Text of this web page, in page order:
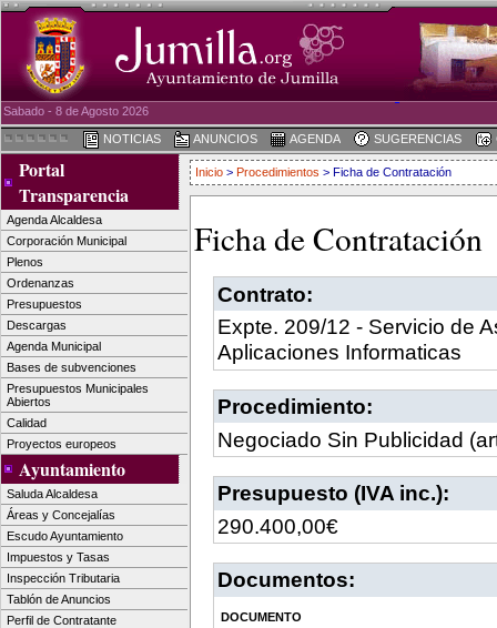
Sabado - 8 de Agosto 2026
NOTICIAS ANUNCIOS AGENDA SUGERENCIAS
Portal
Transparencia
Agenda Alcaldesa
Corporación Municipal
Plenos
Ordenanzas
Presupuestos
Descargas
Agenda Municipal
Bases de subvenciones
Presupuestos Municipales
Abiertos
Calidad
Proyectos europeos
Ayuntamiento
Saluda Alcaldesa
Áreas y Concejalías
Escudo Ayuntamiento
Impuestos y Tasas
Inspección Tributaria
Tablón de Anuncios
Perfil de Contratante
Inicio > Procedimientos > Ficha de Contratación
Ficha de Contratación
Contrato:
Expte. 209/12 - Servicio de
Aplicaciones Informaticas
Procedimiento:
Negociado Sin Publicidad
Presupuesto (IVA inc.):
290.400,00€
Documentos:
DOCUMENTO